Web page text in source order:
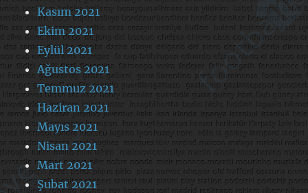
Kasım 2021
Ekim 2021
Eylül 2021
Ağustos 2021
Temmuz 2021
Haziran 2021
Mayıs 2021
Nisan 2021
Mart 2021
Şubat 2021